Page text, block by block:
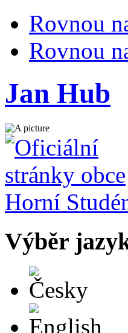
Rovnou
Rovnou
Jan Hub
Výběr